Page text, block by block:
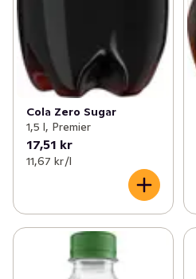
Cola Zero Sugar
1,5 l, Premier
17,51 kr
11,67 kr /l